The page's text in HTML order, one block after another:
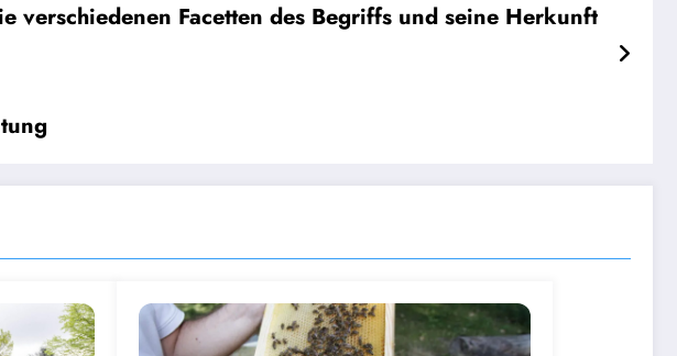
verschiedenen Facetten des Begriffs und seine Herkunft